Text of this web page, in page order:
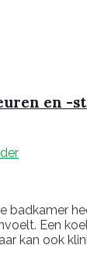
en -
badkamer
Een
kan ook